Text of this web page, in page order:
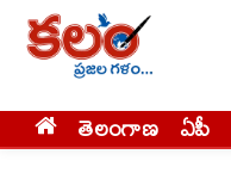
తెలంగాణ ఏపీ